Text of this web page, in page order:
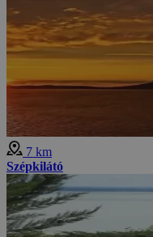
7 km
Szépkilátó